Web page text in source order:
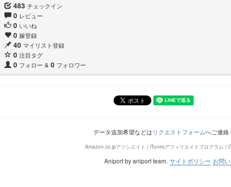
483 チェックイン
0 レビュー
0 いいね
0 嫁登録
40 マイリスト登録
0 注目タグ
0 フォロー & 0 フォロワー
データ追加希望などはリクエストフォームへご連絡
Amazon.co.jpアソシエイト | iTunesアフィリエイトプログラム |
Aniport by aniport team. サイトポリシー お問